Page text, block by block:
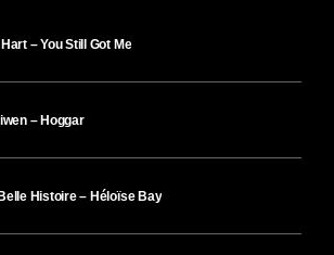
– You Still Got Me
– Hoggar
Histoire – Héloïse Bay